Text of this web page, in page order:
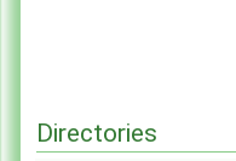
Directories